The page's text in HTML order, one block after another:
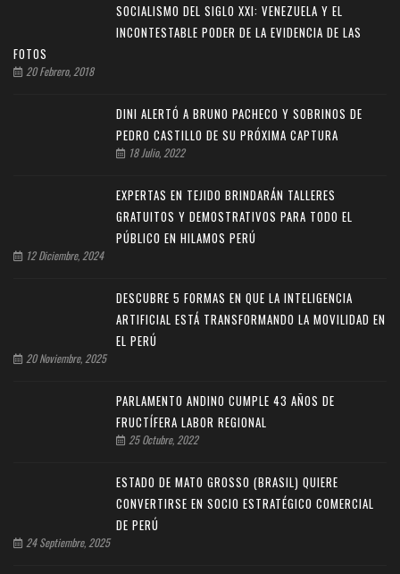
SOCIALISMO DEL SIGLO XXI: VENEZUELA Y EL
INCONTESTABLE PODER DE LA EVIDENCIA DE LAS
FOTOS
20 Febrero, 2018
DINI ALERTÓ A BRUNO PACHECO Y SOBRINOS DE
PEDRO CASTILLO DE SU PRÓXIMA CAPTURA
18 Julio, 2022
EXPERTAS EN TEJIDO BRINDARÁN TALLERES
GRATUITOS Y DEMOSTRATIVOS PARA TODO EL
PÚBLICO EN HILAMOS PERÚ
12 Diciembre, 2024
DESCUBRE 5 FORMAS EN QUE LA INTELIGENCIA
ARTIFICIAL ESTÁ TRANSFORMANDO LA MOVILIDAD EN
EL PERÚ
20 Noviembre, 2025
PARLAMENTO ANDINO CUMPLE 43 AÑOS DE
FRUCTÍFERA LABOR REGIONAL
25 Octubre, 2022
ESTADO DE MATO GROSSO (BRASIL) QUIERE
CONVERTIRSE EN SOCIO ESTRATÉGICO COMERCIAL
DE PERÚ
24 Septiembre, 2025